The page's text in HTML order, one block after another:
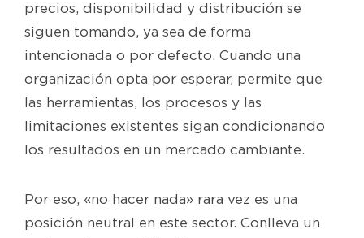
precios, disponibilidad y distribución se
siguen tomando, ya sea de forma
intencionada o por defecto. Cuando una
organización opta por esperar, permite que
las herramientas, los procesos y las
limitaciones existentes sigan condicionando
los resultados en un mercado cambiante.
Por eso, «no hacer nada» rara vez es una
posición neutral en este sector. Conlleva un